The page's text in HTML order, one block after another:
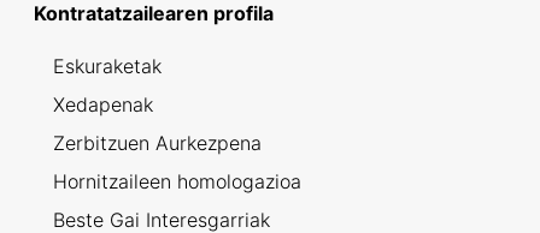
Kontratatzailearen profila
Eskuraketak
Xedapenak
Zerbitzuen Aurkezpena
Hornitzaileen homologazioa
Beste Gai Interesgarriak